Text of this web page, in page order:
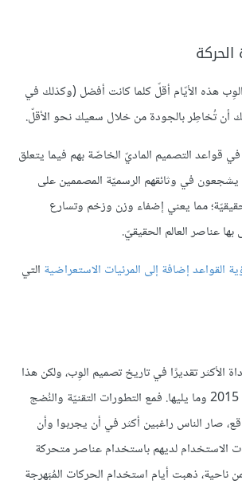
هذه الأيّام أقلّ كلما كانت أفضل (وكذلك في
أن تُخاطِر بالجودة من خلال سعيك نحو الأقلّ.
التصميم الماديّ الخاصّة بهم فيما يتعلق
يشجعون في وثائقهم الرسميّة المصممين على
مما يعني إضفاء وزن وزخم وتسارع
عناصر العالم الحقيقيّ.
القواعد إضافة إلى المرئيات الاستعراضية التي
الأكثر تقديرًا في تاريخ تصميم الوِب، ولكن هذا
في الغالب سيتغير في 2015 وما يليها. فمع التطورات التقنيّة والنُضج
صار الناس راغبين أكثر في أن يجربوا وأن
الاستخدام لديهم باستخدام عناصر متحركة
ناحية، ذهبت أيام استخدام الحركات المُبَهرجة